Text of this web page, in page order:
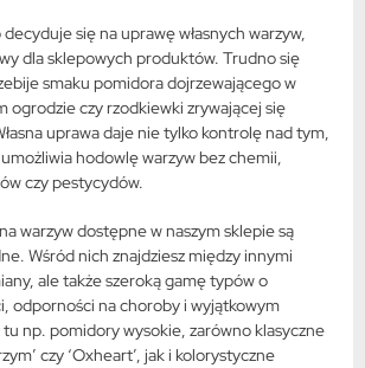
się na uprawę własnych warzyw,
dla sklepowych produktów. Trudno się
smaku pomidora dojrzewającego w
ogrodzie czy rzodkiewki zrywającej się
uprawa daje nie tylko kontrolę nad tym,
hodowlę warzyw bez chemii,
czy pestycydów.
warzyw dostępne w naszym sklepie są
Wśród nich znajdziesz między innymi
ale także szeroką gamę typów o
odporności na choroby i wyjątkowym
tu np. pomidory wysokie, zarówno klasyczne
czy ‘Oxheart’, jak i kolorystyczne